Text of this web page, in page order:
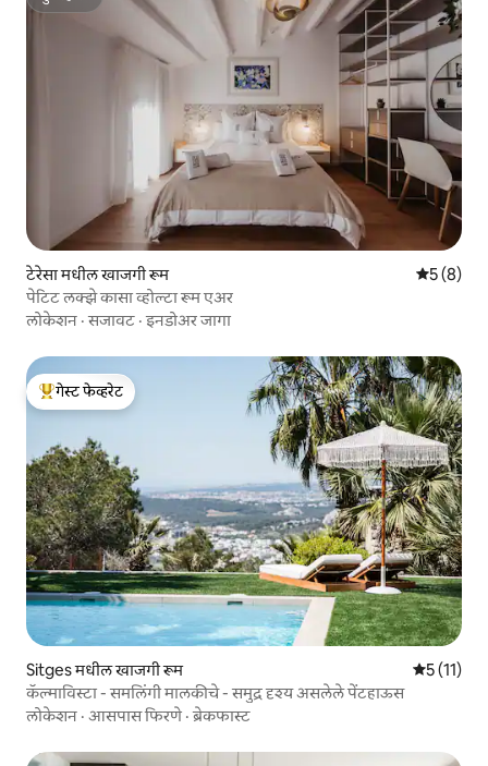
सुपरहोस्ट
टेरेसा मधील खाजगी रूम 5 पैकी 5
5 (8)
पेटिट लक्झे कासा व्होल्टा रूम एअर
लोकेशन ·सजावट ·इनडोअर जागा
टॉप गेस्ट फेव्हरेट
गेस्ट फेव्हरेट
Sitges मधील खाजगी रूम 5 पैकी 5
5 (11)
कॅल्माविस्टा - समलिंगी मालकीचे - समुद्र दृश्य असलेले पेंटहाऊस
लोकेशन · आसपास फिरणे ·ब्रेकफास्ट